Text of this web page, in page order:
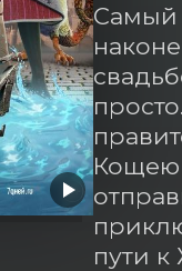
Самый
Кощею
пути